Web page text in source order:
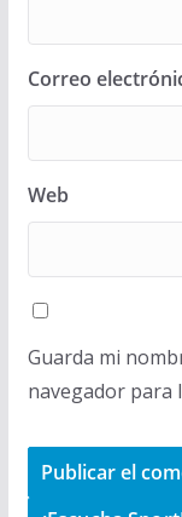
Correo
Web
Guarda mi
navegador para